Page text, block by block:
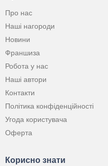
Про нас
Наші нагороди
Новини
Франшиза
Робота у нас
Наші автори
Контакти
Політика конфіденційності
Угода користувача
Оферта
Корисно знати